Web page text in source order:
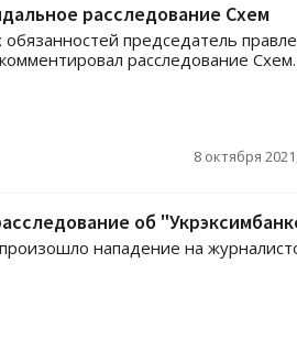
расследование Схем
председатель
расследование Схем.
8 октября
об
нападение на